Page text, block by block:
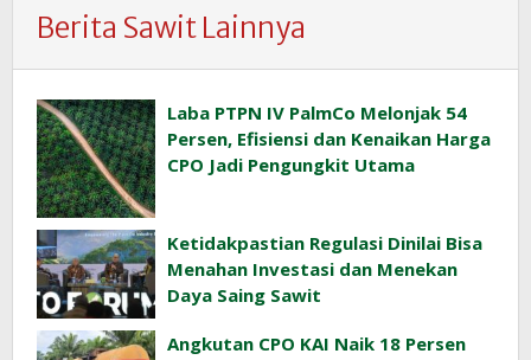
Berita Sawit Lainnya
Laba PTPN IV PalmCo Melonjak 54
Persen, Efisiensi dan Kenaikan Harga
CPO Jadi Pengungkit Utama
Ketidakpastian Regulasi Dinilai Bisa
Menahan Investasi dan Menekan
Daya Saing Sawit
Angkutan CPO KAI Naik 18 Persen